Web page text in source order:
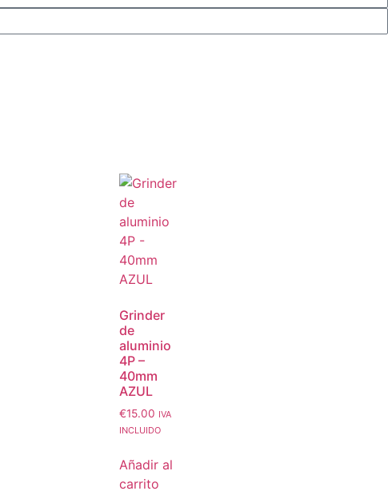
Grinder
de
aluminio
4P –
40mm
AZUL
€15.00 IVA
INCLUIDO
Añadir al
carrito